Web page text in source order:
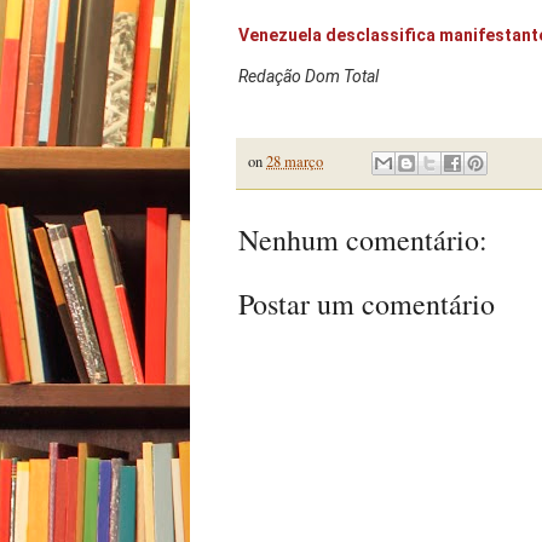
Venezuela desclassifica
Redação Dom Total
on28 março
Nenhum comentário:
Postar um comentário